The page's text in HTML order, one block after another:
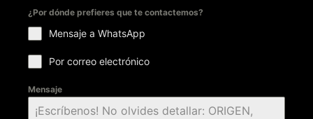
¿Por dónde prefieres que te contactemos?
Mensaje a WhatsApp
Por correo electrónico
Mensaje